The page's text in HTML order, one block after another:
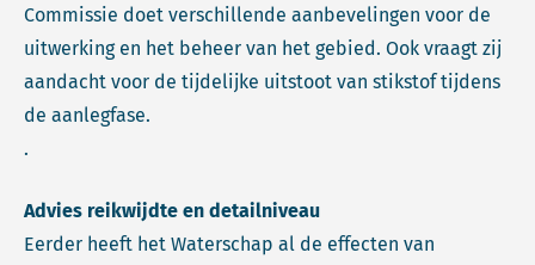
Commissie doet verschillende aanbevelingen voor de
uitwerking en het beheer van het gebied. Ook vraagt zij
aandacht voor de tijdelijke uitstoot van stikstof tijdens
de aanlegfase.
.
Advies reikwijdte en detailniveau
Eerder heeft het Waterschap al de effecten van